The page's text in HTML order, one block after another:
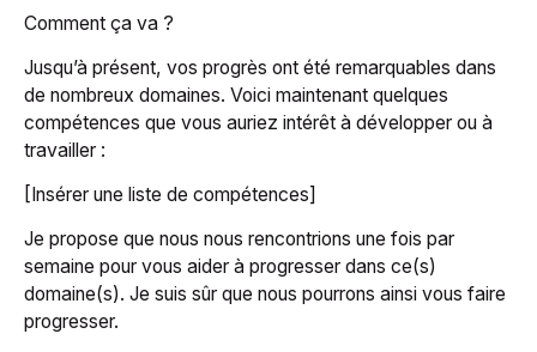
Comment ça va ?
Jusqu’à présent, vos progrès ont été remarquables dans
de nombreux domaines. Voici maintenant quelques
compétences que vous auriez intérêt à développer ou à
travailler :
[Insérer une liste de compétences]
Je propose que nous nous rencontrions une fois par
semaine pour vous aider à progresser dans ce(s)
domaine(s). Je suis sûr que nous pourrons ainsi vous faire
progresser.